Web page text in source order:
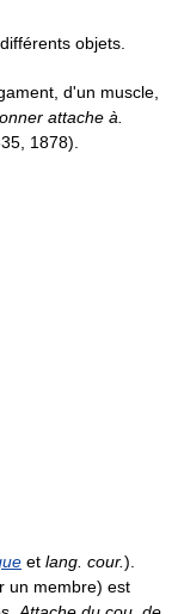
objets.
d'un muscle,
attache à.
1878).
et lang. cour.).
un membre) est